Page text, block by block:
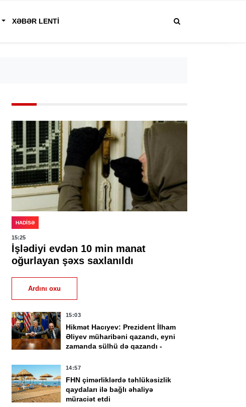
XƏBƏR LENTI
HADISƏ
15:25
İşlədiyi evdən 10 min manat
oğurlayan şəxs saxlanıldı
Ardını oxu
15:03
Hikmət Hacıyev: Prezident İlham
Əliyev müharibəni qazandı, eyni
zamanda sülhü də qazandı -
14:57
FHN çimərliklərdə təhlükəsizlik
qaydaları ilə bağlı əhaliyə
müraciət etdi